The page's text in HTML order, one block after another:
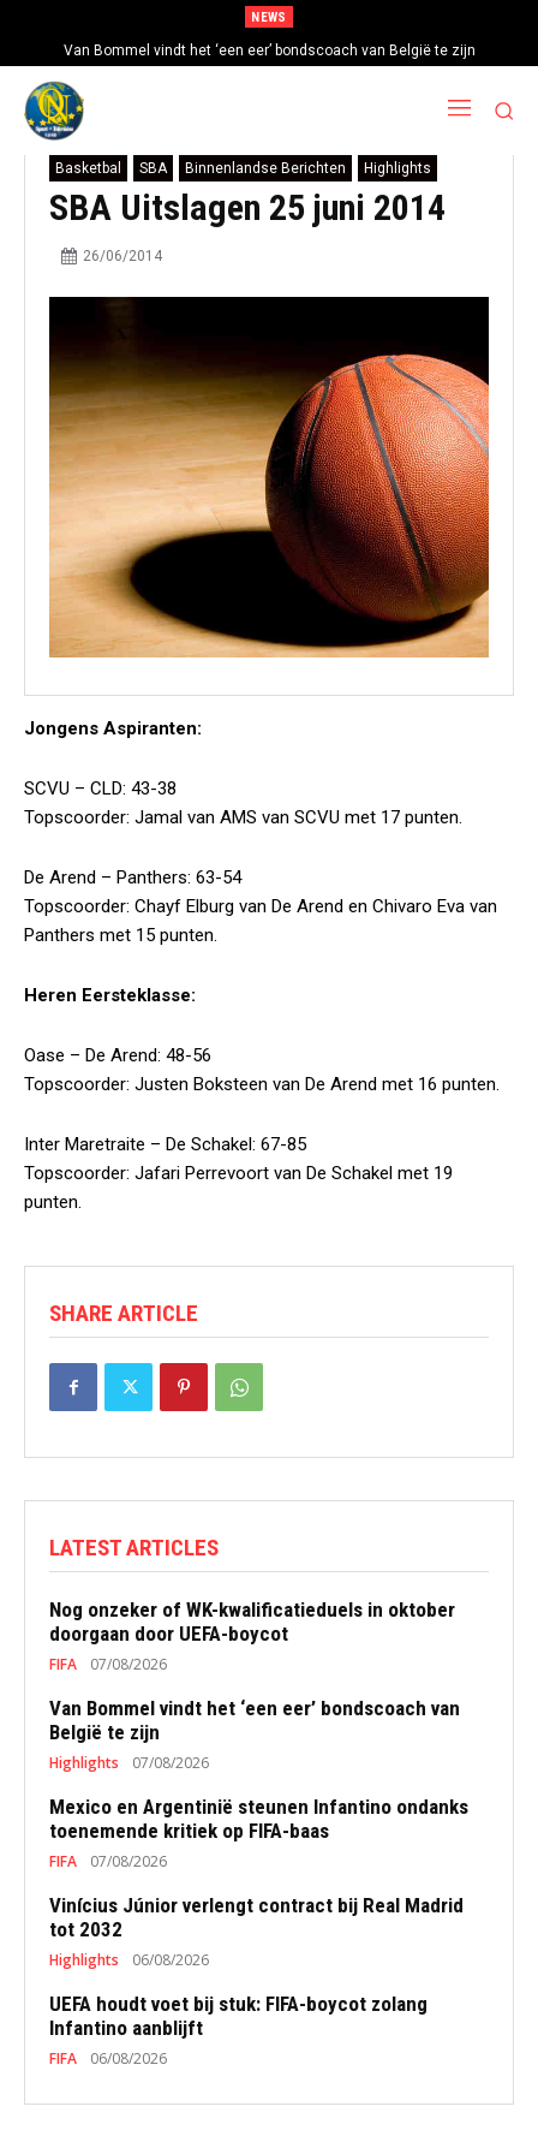
NEWS
Van Bommel vindt het ‘een eer’ bondscoach van België te zijn
Basketbal SBA Binnenlandse Berichten Highlights
SBA Uitslagen 25 juni 2014
26/06/2014
Jongens Aspiranten:
SCVU – CLD: 43-38
Topscoorder: Jamal van AMS van SCVU met 17 punten.
De Arend – Panthers: 63-54
Topscoorder: Chayf Elburg van De Arend en Chivaro Eva van
Panthers met 15 punten.
Heren Eersteklasse:
Oase – De Arend: 48-56
Topscoorder: Justen Boksteen van De Arend met 16 punten.
Inter Maretraite – De Schakel: 67-85
Topscoorder: Jafari Perrevoort van De Schakel met 19
punten.
SHARE ARTICLE
LATEST ARTICLES
Nog onzeker of WK-kwalificatieduels in oktober
doorgaan door UEFA-boycot
FIFA 07/08/2026
Van Bommel vindt het ‘een eer’ bondscoach van
België te zijn
Highlights 07/08/2026
Mexico en Argentinië steunen Infantino ondanks
toenemende kritiek op FIFA-baas
FIFA 07/08/2026
Vinícius Júnior verlengt contract bij Real Madrid
tot 2032
Highlights 06/08/2026
UEFA houdt voet bij stuk: FIFA-boycot zolang
Infantino aanblijft
FIFA 06/08/2026